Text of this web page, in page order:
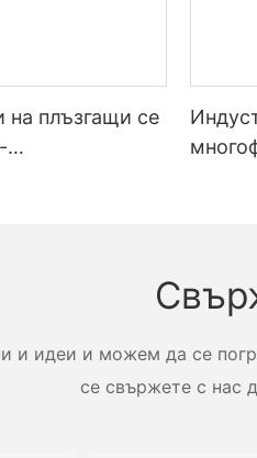
на плъзгащи се
и идеи и можем да се
се свържете с нас